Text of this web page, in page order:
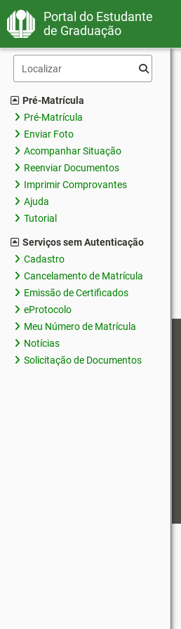
Portal do Estudante
de Graduação
Pré-Matrícula
Pré-Matrícula
Enviar Foto
Acompanhar Situação
Reenviar Documentos
Imprimir Comprovantes
Ajuda
Tutorial
Serviços sem Autenticação
Cadastro
Cancelamento de Matrícula
Emissão de Certificados
eProtocolo
Meu Número de Matrícula
Notícias
Solicitação de Documentos